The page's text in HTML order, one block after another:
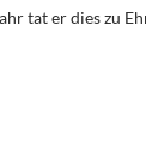
tat er dies zu